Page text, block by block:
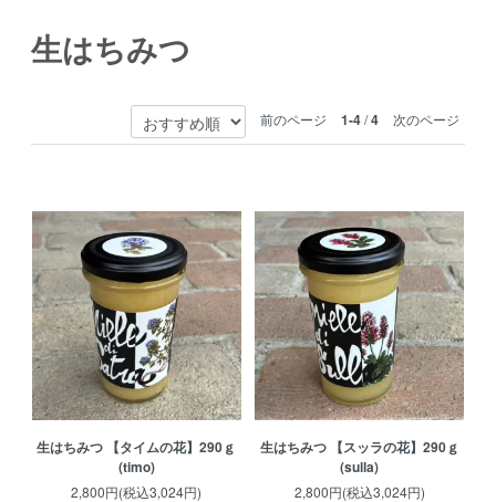
生はちみつ
前のページ 1-4/4 次のページ
生はちみつ 【タイムの花】290ｇ
(timo)
2,800円(税込3,024円)
生はちみつ 【スッラの花】290ｇ
(sulla)
2,800円(税込3,024円)